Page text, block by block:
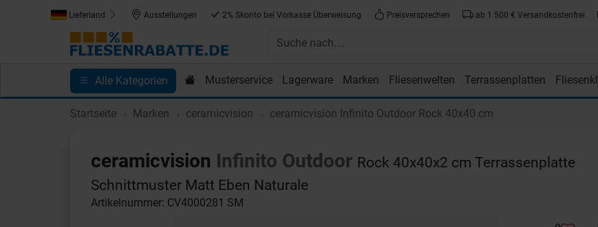
Lieferland Ausstellungen 2% Skonto bei Vorkasse Überweisung Preisversprechen ab 1.500 € Versandkostenfrei
Alle Kategorien Musterservice Lagerware Marken Fliesenwelten Terrassenplatten
Kundenprojekte Blog Einkaufen bei Fliesenrabatte.de
Startseite Marken ceramicvision ceramicvision Infinito Outdoor Rock 40x40 cm
ceramicvision Infinito Outdoor Rock 40x40x2 cm Terrassenplatte
Schnittmuster Matt Eben Naturale
Artikelnummer: CV4000281 SM